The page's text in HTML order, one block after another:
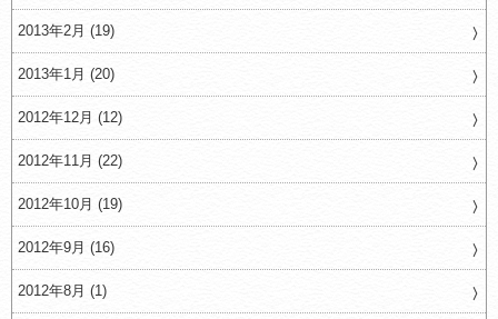
2013年2月 (19)
2013年1月 (20)
2012年12月 (12)
2012年11月 (22)
2012年10月 (19)
2012年9月 (16)
2012年8月 (1)